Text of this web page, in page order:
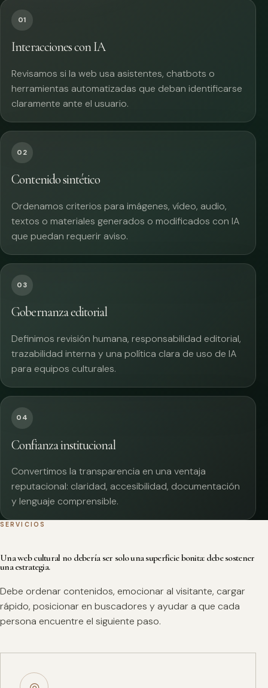
01
Interacciones con IA
Revisamos si la web usa asistentes, chatbots o
herramientas automatizadas que deban identificarse
claramente ante el usuario.
02
Contenido sintético
Ordenamos criterios para imágenes, vídeo, audio,
textos o materiales generados o modificados con IA
que puedan requerir aviso.
03
Gobernanza editorial
Definimos revisión humana, responsabilidad editorial,
trazabilidad interna y una política clara de uso de IA
para equipos culturales.
04
Confianza institucional
Convertimos la transparencia en una ventaja
reputacional: claridad, accesibilidad, documentación
y lenguaje comprensible.
SERVICIOS
Una web cultural no debería ser solo una superficie bonita: debe sostener
una estrategia.
Debe ordenar contenidos, emocionar al visitante, cargar
rápido, posicionar en buscadores y ayudar a que cada
persona encuentre el siguiente paso.